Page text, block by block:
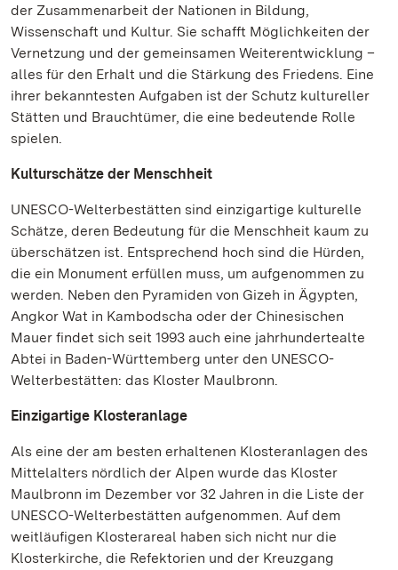
der Zusammenarbeit der Nationen in Bildung,
Wissenschaft und Kultur. Sie schafft Möglichkeiten der
Vernetzung und der gemeinsamen Weiterentwicklung –
alles für den Erhalt und die Stärkung des Friedens. Eine
ihrer bekanntesten Aufgaben ist der Schutz kultureller
Stätten und Brauchtümer, die eine bedeutende Rolle
spielen.
Kulturschätze der Menschheit
UNESCO-Welterbestätten sind einzigartige kulturelle
Schätze, deren Bedeutung für die Menschheit kaum zu
überschätzen ist. Entsprechend hoch sind die Hürden,
die ein Monument erfüllen muss, um aufgenommen zu
werden. Neben den Pyramiden von Gizeh in Ägypten,
Angkor Wat in Kambodscha oder der Chinesischen
Mauer findet sich seit 1993 auch eine jahrhundertealte
Abtei in Baden-Württemberg unter den UNESCO-
Welterbestätten: das Kloster Maulbronn.
Einzigartige Klosteranlage
Als eine der am besten erhaltenen Klosteranlagen des
Mittelalters nördlich der Alpen wurde das Kloster
Maulbronn im Dezember vor 32 Jahren in die Liste der
UNESCO-Welterbestätten aufgenommen. Auf dem
weitläufigen Klosterareal haben sich nicht nur die
Klosterkirche, die Refektorien und der Kreuzgang